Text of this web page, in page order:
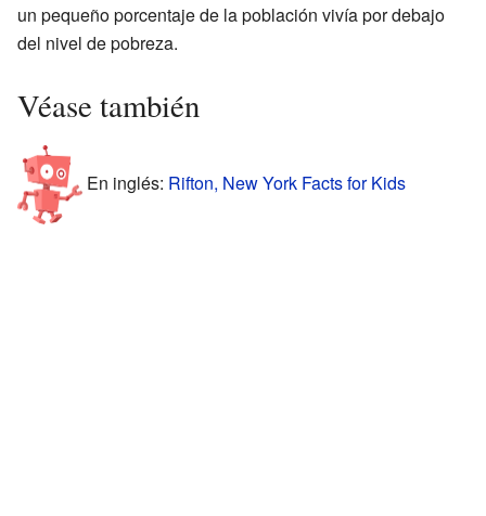
un pequeño porcentaje de la población vivía por debajo
del nivel de pobreza.
Véase también
En inglés: Rifton, New York Facts for Kids